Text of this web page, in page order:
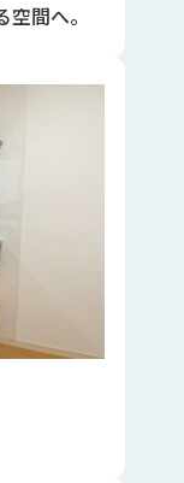
間へ。